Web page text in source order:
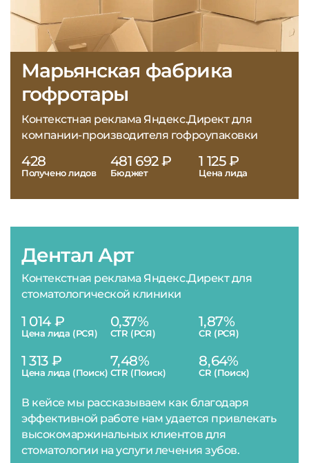
Дентал Арт
Контекстная реклама Яндекс.Директ для
стоматологической клиники
1 014 ₽
Цена лида (РСЯ)
0,37%
CTR (РСЯ)
1,87%
CR (РСЯ)
1 313 ₽
Цена лида (Поиск)
7,48%
CTR (Поиск)
8,64%
CR (Поиск)
В кейсе мы рассказываем как благодаря
эффективной работе нам удается привлекать
высокомаржинальных клиентов для
стоматологии на услуги лечения зубов.
Марьянская фабрика
гофротары
Контекстная реклама Яндекс.Директ для
компании-производителя гофроупаковки
428
Получено лидов
481 692 ₽
Бюджет
1 125 ₽
Цена лида